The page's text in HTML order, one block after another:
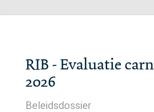
RIB - Evaluatie
2026
Beleidsdossier